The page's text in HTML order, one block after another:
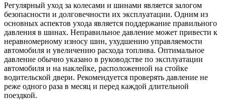
Регулярный уход за колесами и шинами является залогом
безопасности и долговечности их эксплуатации. Одним из
основных аспектов ухода является поддержание правильного
давления в шинах. Неправильное давление может привести к
неравномерному износу шин, ухудшению управляемости
автомобиля и увеличению расхода топлива. Оптимальное
давление обычно указано в руководстве по эксплуатации
автомобиля и на наклейке, расположенной на стойке
водительской двери. Рекомендуется проверять давление не
реже одного раза в месяц и перед каждой длительной
поездкой.